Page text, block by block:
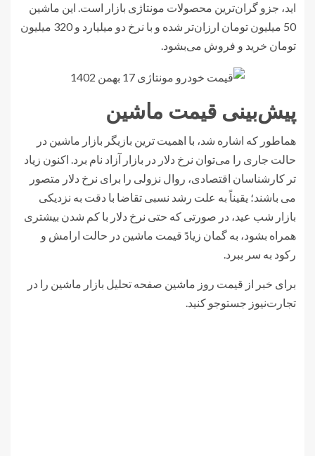
اید، جزو گران‌ترین محصولات مونتاژی بازار است. این ماشین
50 میلیون تومان ارزان‌تر شده و با نرخ دو میلیارد و 320 میلیون
تومان خرید و فروش می‌بشود.
پیش‌بینی قیمت ماشین
هماطور که اشاره شد، با اهمیت ترین بازیگر بازار ماشین در
حالت جاری را می‌توان نرخ دلار در بازار آزاد نام برد. اکنون زیاد
تر کارشناسان اقتصادی، روال نزولی را برای نرخ دلار متصور
می باشند؛ یقیناً به علت رشد نسبی تقاضا با دقت به نزدیکی
بازار شب عید، در صورتی که حتی نرخ دلار با کم شدن بیشتری
همراه بشود، به گمان زیادً قیمت ماشین در حالت ارامش و
رکود به سر ببرد.
برای خبر از قیمت روز ماشین صفحه تحلیل بازار ماشین را در
تجارت‌نیوز جستوجو کنید.